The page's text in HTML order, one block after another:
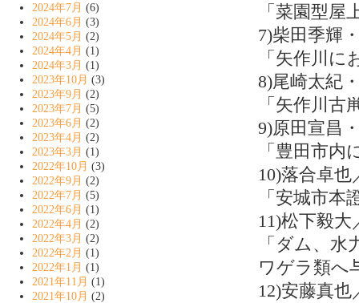
2024年7月 (6)
2024年6月 (3)
2024年5月 (2)
2024年4月 (1)
2024年3月 (1)
2023年10月 (3)
2023年9月 (2)
2023年7月 (5)
2023年6月 (2)
2023年4月 (2)
2023年3月 (1)
2022年10月 (3)
2022年9月 (2)
2022年7月 (5)
2022年6月 (1)
2022年4月 (2)
2022年3月 (2)
2022年2月 (1)
2022年1月 (1)
2021年11月 (1)
2021年10月 (2)
「菜園型屋
7)柴田季輝
「矢作川
8)尾崎太紀
「矢作川
9)原田宣昌
「豊田市
10)落合卓
「安城市
11)松下毅
「ダム、
ワゲラ類へ
12)安藤真